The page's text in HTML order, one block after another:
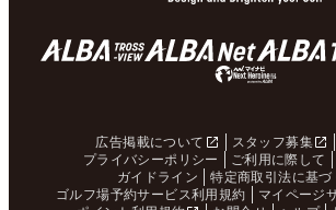
広告掲載について スタッフ募集
プライバシーポリシー
ご利用に際して
ガイドライン
特定商取引法に基づ
ゴルフ場予約サービス利用規約
マイページ